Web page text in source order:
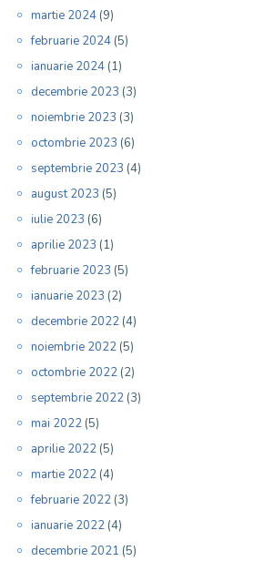
martie 2024 (9)
februarie 2024 (5)
ianuarie 2024 (1)
decembrie 2023 (3)
noiembrie 2023 (3)
octombrie 2023 (6)
septembrie 2023 (4)
august 2023 (5)
iulie 2023 (6)
aprilie 2023 (1)
februarie 2023 (5)
ianuarie 2023 (2)
decembrie 2022 (4)
noiembrie 2022 (5)
octombrie 2022 (2)
septembrie 2022 (3)
mai 2022 (5)
aprilie 2022 (5)
martie 2022 (4)
februarie 2022 (3)
ianuarie 2022 (4)
decembrie 2021 (5)